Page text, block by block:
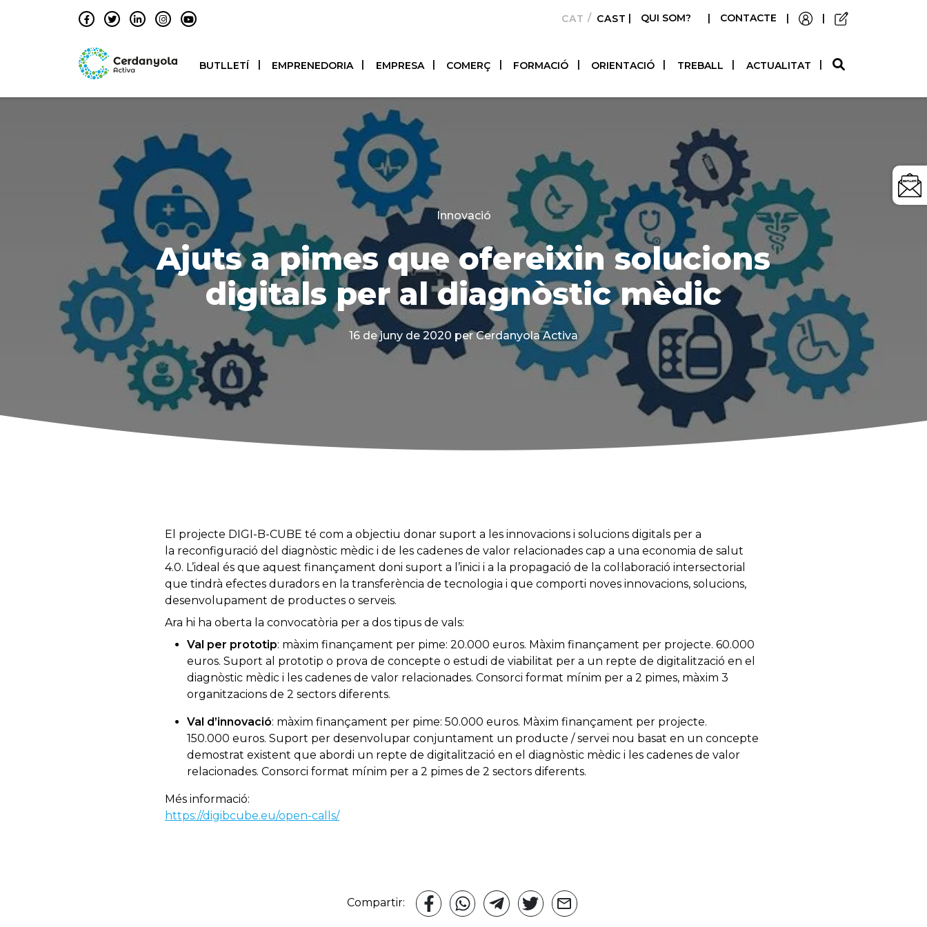
CATALÀCASTELLANO
| QUI SOM? | CONTACTE | |
BUTLLETÍ EMPRENEDORIA EMPRESA COMERÇ FORMACIÓ ORIENTACIÓ TREBALL ACTUALITAT
Categories
Innovació
Ajuts a pimes que ofereixin solucions
digitals per al diagnòstic mèdic
16 de juny de 2020 per Cerdanyola Activa
El projecte DIGI-B-CUBE té com a objectiu donar suport a les innovacions i solucions digitals per a
la reconfiguració del diagnòstic mèdic i de les cadenes de valor relacionades cap a una economia de salut
4.0. L’ideal és que aquest finançament doni suport a l’inici i a la propagació de la col·laboració intersectorial
que tindrà efectes duradors en la transferència de tecnologia i que comporti noves innovacions, solucions,
desenvolupament de productes o serveis.
Ara hi ha oberta la convocatòria per a dos tipus de vals:
Val per prototip: màxim finançament per pime: 20.000 euros. Màxim finançament per projecte. 60.000
euros. Suport al prototip o prova de concepte o estudi de viabilitat per a un repte de digitalització en el
diagnòstic mèdic i les cadenes de valor relacionades. Consorci format mínim per a 2 pimes, màxim 3
organitzacions de 2 sectors diferents.
Val d’innovació: màxim finançament per pime: 50.000 euros. Màxim finançament per projecte.
150.000 euros. Suport per desenvolupar conjuntament un producte / servei nou basat en un concepte
demostrat existent que abordi un repte de digitalització en el diagnòstic mèdic i les cadenes de valor
relacionades. Consorci format mínim per a 2 pimes de 2 sectors diferents.
Més informació:
https://digibcube.eu/open-calls/
Compartir: